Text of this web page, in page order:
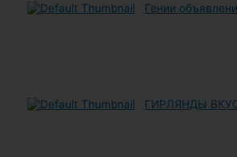
Гении
ГИРЛЯНДЫ